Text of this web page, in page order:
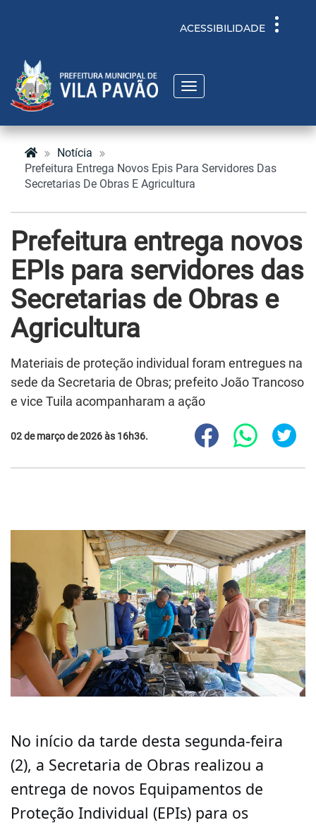
Toggle
ACESSIBILIDADE
Toggle
navigation
Notícia
Prefeitura Entrega Novos Epis Para Servidores Das
Secretarias De Obras E Agricultura
Prefeitura entrega novos
EPIs para servidores das
Secretarias de Obras e
Agricultura
Materiais de proteção individual foram entregues na
sede da Secretaria de Obras; prefeito João Trancoso
e vice Tuila acompanharam a ação
02 de março de 2026 às 16h36.
No início da tarde desta segunda-feira
(2), a Secretaria de Obras realizou a
entrega de novos Equipamentos de
Proteção Individual (EPIs) para os